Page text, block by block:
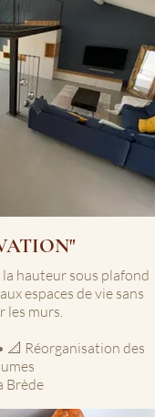
hauteur sous plafond
espaces de vie sans
les murs.
📐 Réorganisation des
Brède